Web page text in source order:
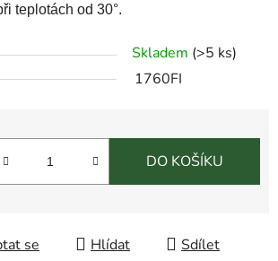
teplotách od 30°.
Skladem (>5 ks)
1760FI
DO KOŠÍKU
se Hlídat Sdílet